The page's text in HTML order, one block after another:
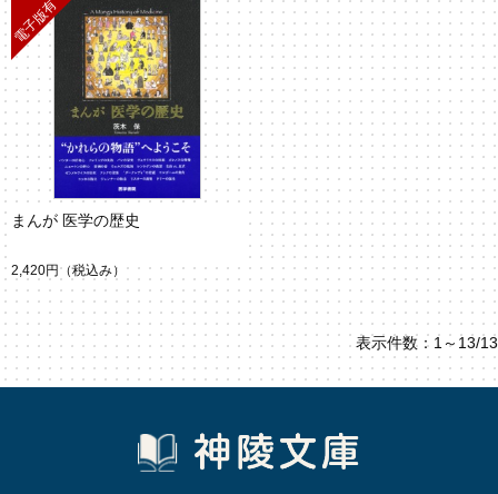
まんが 医学の歴史
2,420円 （税込み）
表示件数：1～13/13